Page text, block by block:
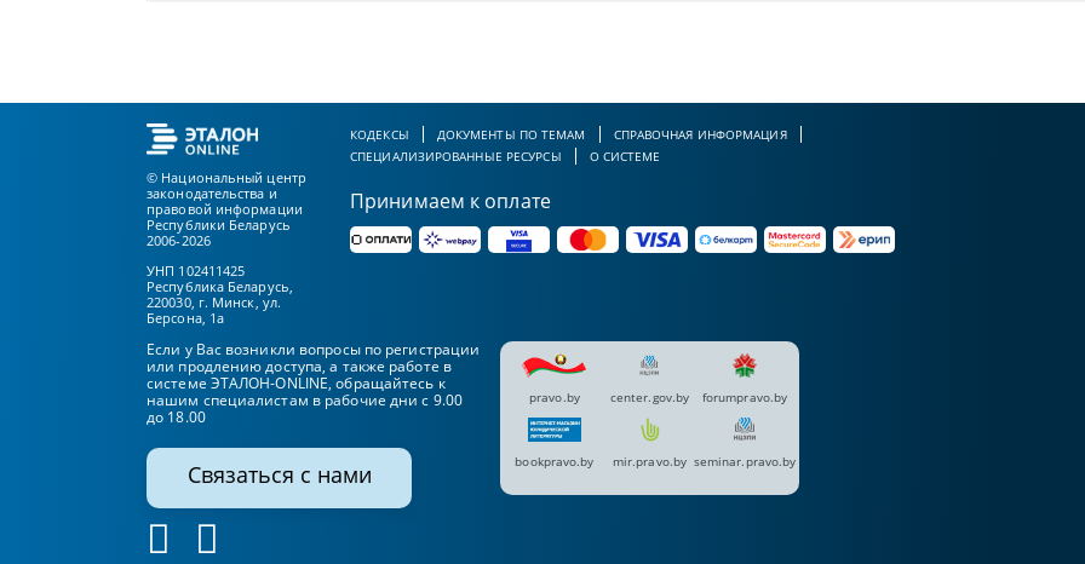
© Национальный центр
законодательства и
правовой информации
Республики Беларусь
2006-2026
УНП 102411425
Республика Беларусь,
220030, г. Минск, ул.
Берсона, 1а
КОДЕКСЫ ДОКУМЕНТЫ ПО ТЕМАМ
СПРАВОЧНАЯ ИНФОРМАЦИЯ
СПЕЦИАЛИЗИРОВАННЫЕ РЕСУРСЫ
О СИСТЕМЕ
Принимаем к оплате
Если у Вас возникли вопросы по регистрации
или продлению доступа, а также работе в
системе ЭТАЛОН-ONLINE, обращайтесь к
нашим специалистам в рабочие дни с 9.00
до 18.00
Связаться с нами
pravo.by center.gov.by forumpravo.by
bookpravo.by mir.pravo.by seminar.pravo.by